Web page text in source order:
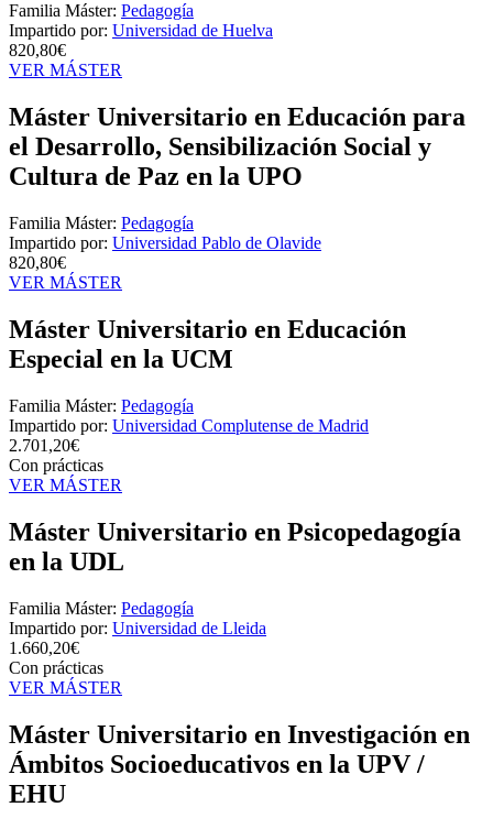
Familia Máster: Pedagogía
Impartido por: Universidad de Huelva
820,80€
VER MÁSTER
Máster Universitario en Educación para
el Desarrollo, Sensibilización Social y
Cultura de Paz en la UPO
Familia Máster: Pedagogía
Impartido por: Universidad Pablo de Olavide
820,80€
VER MÁSTER
Máster Universitario en Educación
Especial en la UCM
Familia Máster: Pedagogía
Impartido por: Universidad Complutense de Madrid
2.701,20€
Con prácticas
VER MÁSTER
Máster Universitario en Psicopedagogía
en la UDL
Familia Máster: Pedagogía
Impartido por: Universidad de Lleida
1.660,20€
Con prácticas
VER MÁSTER
Máster Universitario en Investigación en
Ámbitos Socioeducativos en la UPV /
EHU